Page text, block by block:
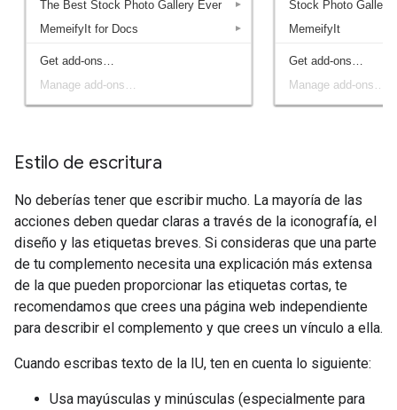
Estilo de escritura
No deberías tener que escribir mucho. La mayoría de las
acciones deben quedar claras a través de la iconografía, el
diseño y las etiquetas breves. Si consideras que una parte
de tu complemento necesita una explicación más extensa
de la que pueden proporcionar las etiquetas cortas, te
recomendamos que crees una página web independiente
para describir el complemento y que crees un vínculo a ella.
Cuando escribas texto de la IU, ten en cuenta lo siguiente:
Usa mayúsculas y minúsculas (especialmente para